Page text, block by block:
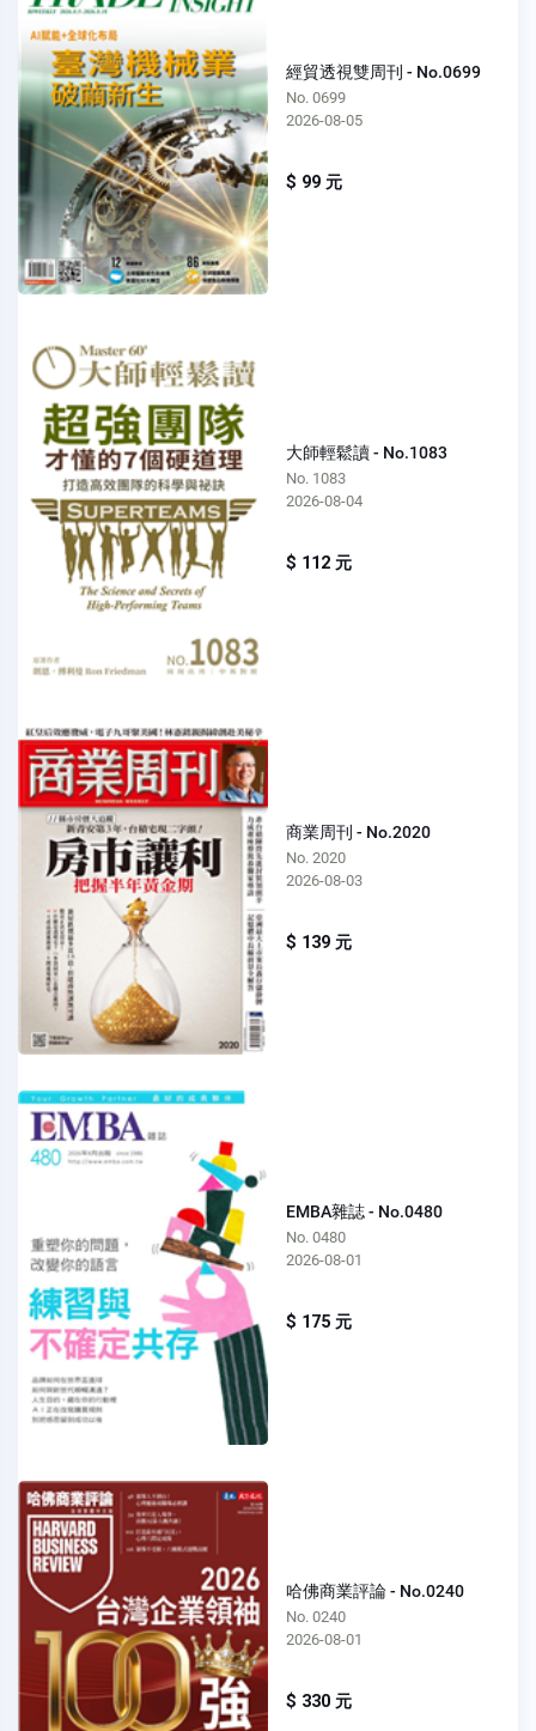
經貿透視雙周刊 - No.0699
No. 0699
2026-08-05
$ 99 元
大師輕鬆讀 - No.1083
No. 1083
2026-08-04
$ 112 元
商業周刊 - No.2020
No. 2020
2026-08-03
$ 139 元
EMBA雜誌 - No.0480
No. 0480
2026-08-01
$ 175 元
哈佛商業評論 - No.0240
No. 0240
2026-08-01
$ 330 元